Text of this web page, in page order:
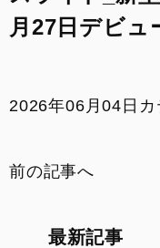
試乗車（レンタル
イベント
SNS
月27日デビュ
2026年06月04日
前の記事へ
最新記事